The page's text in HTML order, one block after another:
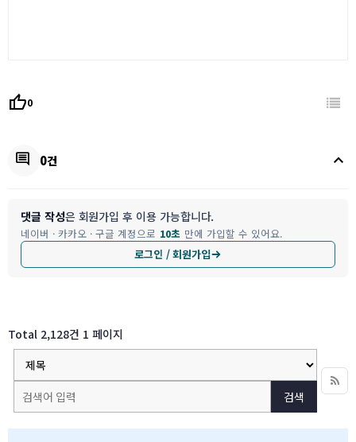
thumb_up0
comment 0건 keyboard_arrow_up
댓글 작성은 회원가입 후 이용 가능합니다.
네이버 · 카카오 · 구글 계정으로 10초 만에 가입할 수 있어요.
로그인 / 회원가입
Total 2,128건 1 페이지
검색